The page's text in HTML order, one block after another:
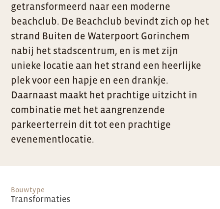
getransformeerd naar een moderne
beachclub. De Beachclub bevindt zich op het
strand Buiten de Waterpoort Gorinchem
nabij het stadscentrum, en is met zijn
unieke locatie aan het strand een heerlijke
plek voor een hapje en een drankje.
Daarnaast maakt het prachtige uitzicht in
combinatie met het aangrenzende
parkeerterrein dit tot een prachtige
evenementlocatie.
Bouwtype
Transformaties